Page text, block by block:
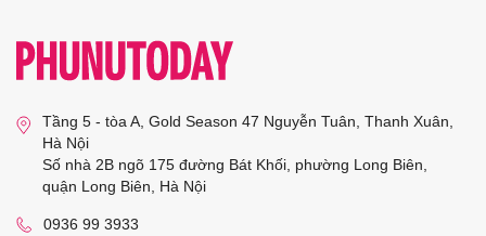
Tầng 5 - tòa A, Gold Season 47 Nguyễn Tuân, Thanh Xuân,
Hà Nội
Số nhà 2B ngõ 175 đường Bát Khối, phường Long Biên,
quận Long Biên, Hà Nội
0936 99 3933